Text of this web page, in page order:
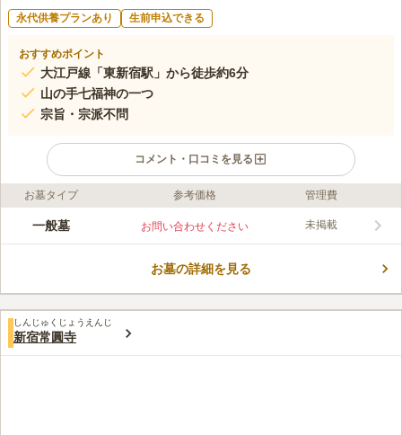
永代供養プランあり 生前申込できる
おすすめポイント
大江戸線「東新宿駅」から徒歩約6分
山の手七福神の一つ
宗旨・宗派不問
コメント・口コミを見る
ライフドット編集部のコメント
「東新宿駅」から徒歩6分、大江戸線「若松河田駅」から徒歩9分
て、法善寺が建てたと言われています。陽当り良好な法善寺は、
面明神とされ、「七面様」と呼ばれ親しまれています。
口コミ評価
みんなの評価
お墓タイプ 参考価格 管理費
一般墓 お問い合わせください 未掲載
お墓の詳細を見る
しんじゅくじょうえんじ
新宿常圓寺